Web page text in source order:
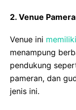
2. Venue
Venue ini memiliki
menampung
pendukung
pameran, dan
jenis ini.